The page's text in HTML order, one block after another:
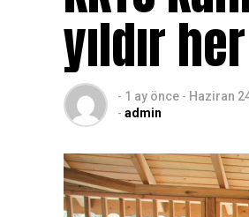
yıldır
- 1 ay önce - Haziran
- admin